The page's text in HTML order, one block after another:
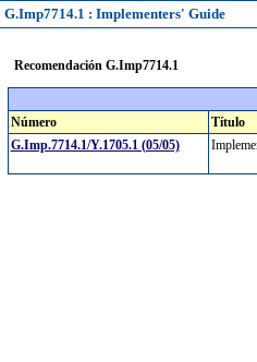
G.Imp7714.1 : Implementers' Guide
Recomendación G.Imp7714.1
Número
Título
G.Imp.7714.1/Y.1705.1 (05/05)